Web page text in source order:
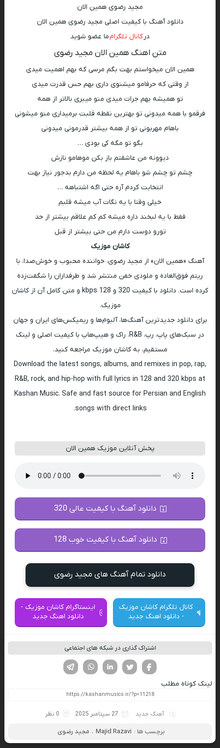
مجید رضوی همین الان
دانلود آهنگ با کیفیت اصلی مجید رضوی همین الان
در کانال تلگرامما عضو شوید
متن اهنگ همین الان مجید رضوی
همین الان میخواستم بهت بگم مرسی که بهم اهمیت میدی
از وقتی که حرفامو میشنوی داری بهم حس قدرت میدی
تو همیشه بهم جرات میدی منو میبری بالاتر از همه
فرقمو با همه میدونی تو بهترین نقطه قلبت برمیداری منو میشونی
باهام مهربونی تو از همه بیشتر قدرمونی میدونی
بگو تو مگه کی بودی …
دیوونه من عاشقتم باز بکن موهامو نازش
چشم تو چشم شو باهام یه لحظه من دارم بدجور نیاز بهت
انتخابت کردم آره حتی اگه اشتباهه …
خیلی وقتا با یه نگات آب میشه قلبم
فقط با یه لبخند داره میشه کم کم علاقم بیشتر از حد
تورو دوست دارم من حتی بیشتر از قبل
کاشان موزیک
آهنگ «همین الان» از مجید رضوی، خواننده محبوب و خوش‌صدا، با
ریتم فوق‌العاده و ملودی خفن منتشر شد و طرفداران را شگفت‌زده
کرده است. دانلود با کیفیت 320 و 128 kbps و متن کامل آن از کاشان
موزیک.
برای دانلود جدیدترین آهنگ‌ها، آلبوم‌ها و ریمیکس‌های ایران و جهان
در سبک‌های پاپ، رپ، R&B، راک و هیپ‌هاپ با کیفیت اصلی و لینک
مستقیم، به کاشان موزیک مراجعه کنید.
Download the latest songs, albums, and remixes in pop, rap,
R&B, rock, and hip-hop with full lyrics in 128 and 320 kbps at
Kashan Music. Safe and fast source for Persian and English
songs with direct links.
پخش آنلاین موزیک همین الان
دانلود آهنگ با کیفیت عالی 320
دانلود آهنگ با کیفیت خوب 128
دانلود تمام آهنگ های مجید رضوی
کانال تلگرام کاشان موزیک
- دانلود اهنگ جدید
اینستاگرام کاشان موزیک -
دانلود اهنگ جدید
اشتراک گذاری در شبکه های اجتماعی
لینکدین تویتر
فیسوک
لینک کوتاه مطلب
آهنگ جدید 27 سپتامبر 2025 0 نظر
برچسب ها : Majid Razavi ، مجید رضوی